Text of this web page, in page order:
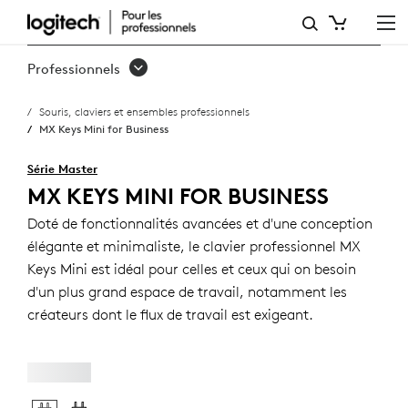
CLAVIER
PROFESSIONNEL
KEYS
MINI
Professionnels
Souris, claviers et ensembles professionnels
MX Keys Mini for Business
Série Master
MX KEYS MINI FOR BUSINESS
Doté de fonctionnalités avancées et d'une conception
élégante et minimaliste, le clavier professionnel MX
Keys Mini est idéal pour celles et ceux qui on besoin
d'un plus grand espace de travail, notamment les
créateurs dont le flux de travail est exigeant.